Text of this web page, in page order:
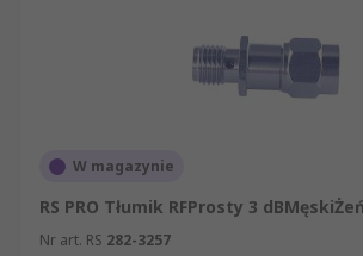
W magazynie
RS PRO Tłumik RFProsty 3
Nr art. RS 282-3257